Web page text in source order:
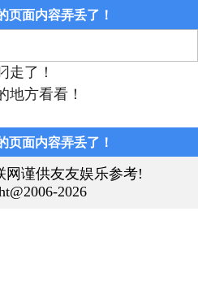
页面内容弄丢了！
走了！
地方看看！
页面内容弄丢了！
网谨供友友娱乐参考!
2026